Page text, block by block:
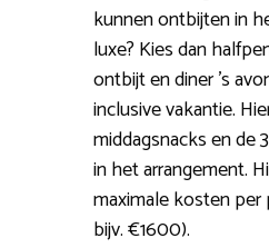
kunnen ontbijten in
luxe? Kies dan
ontbijt en diner ’s
inclusive vakantie.
middagsnacks en de
in het arrangement.
maximale kosten
bijv. €1600).